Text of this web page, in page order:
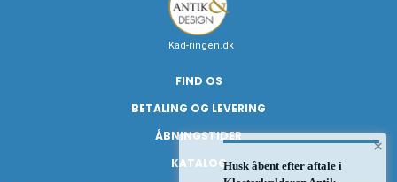
Kad-ringen.dk
FIND OS
BETALING OG LEVERING
ÅBNINGSTIDER
KATALOG
×
Husk åbent efter aftale i